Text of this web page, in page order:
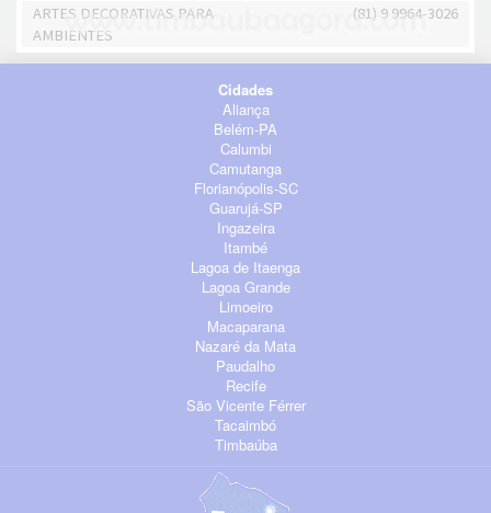
ARTES DECORATIVAS PARA
AMBIENTES
(81) 9 9964-3026
Cidades
Aliança
Belém-PA
Calumbi
Camutanga
Florianópolis-SC
Guarujá-SP
Ingazeira
Itambé
Lagoa de Itaenga
Lagoa Grande
Limoeiro
Macaparana
Nazaré da Mata
Paudalho
Recife
São Vicente Férrer
Tacaimbó
Timbaúba